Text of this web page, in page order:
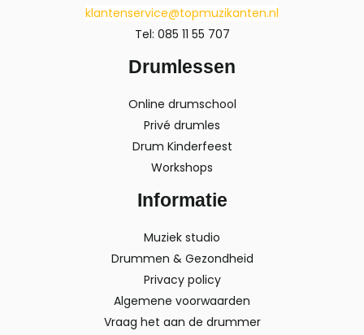
klantenservice@topmuzikanten.nl
Tel: 085 11 55 707
Drumlessen
Online drumschool
Privé drumles
Drum Kinderfeest
Workshops
Informatie
Muziek studio
Drummen & Gezondheid
Privacy policy
Algemene voorwaarden
Vraag het aan de drummer